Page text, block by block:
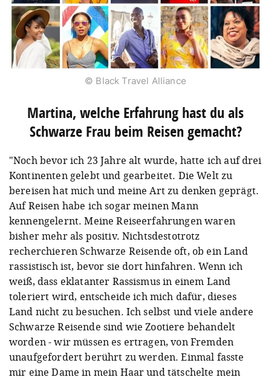
© Black Travel Alliance
Martina, welche Erfahrung hast du als
Schwarze Frau beim Reisen gemacht?
"Noch bevor ich 23 Jahre alt wurde, hatte ich auf drei
Kontinenten gelebt und gearbeitet. Die Welt zu
bereisen hat mich und meine Art zu denken geprägt.
Auf Reisen habe ich sogar meinen Mann
kennengelernt. Meine Reiseerfahrungen waren
bisher mehr als positiv. Nichtsdestotrotz
recherchieren Schwarze Reisende oft, ob ein Land
rassistisch ist, bevor sie dort hinfahren. Wenn ich
weiß, dass eklatanter Rassismus in einem Land
toleriert wird, entscheide ich mich dafür, dieses
Land nicht zu besuchen. Ich selbst und viele andere
Schwarze Reisende sind wie Zootiere behandelt
worden - wir müssen es ertragen, von Fremden
unaufgefordert berührt zu werden. Einmal fasste
mir eine Dame in mein Haar und tätschelte mein